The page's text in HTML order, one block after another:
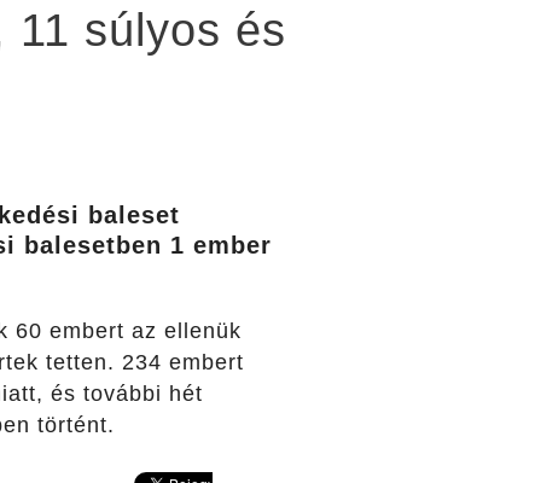
súlyos és
baleset
balesetben 1 ember
60 embert az ellenük
tetten. 234 embert
és további hét
történt.